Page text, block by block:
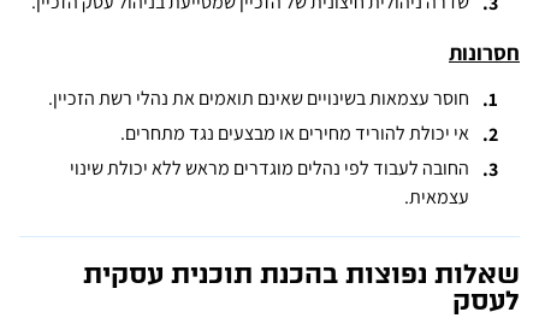
חסרונות
חוסר עצמאות בשינויים שאינם תואמים את נהלי רשת הזכיין.
אי יכולת להוריד מחירים או מבצעים נגד מתחרים.
החובה לעבוד לפי נהלים מוגדרים מראש ללא יכולת שינוי
עצמאית.
שאלות נפוצות בהכנת תוכנית עסקית
לעסק